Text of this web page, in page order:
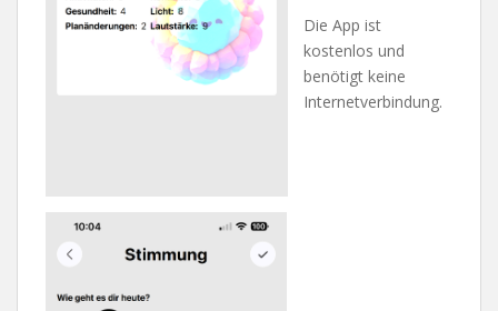
Die App ist
kostenlos und
benötigt keine
Internetverbindung.